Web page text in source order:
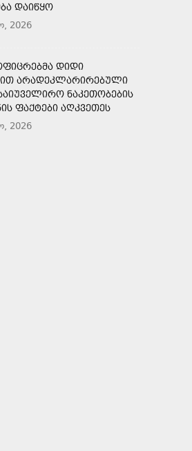
ᲓᲐᲘᲬᲧᲝ
2026
ᲓᲘᲓᲘ
ᲐᲠᲐᲓᲔᲙᲚᲐᲠᲘᲠᲔᲑᲣᲚᲘ
ᲜᲐᲙᲔᲗᲝᲑᲔᲑᲘᲡ
ᲤᲐᲥᲢᲔᲑᲘ ᲐᲦᲙᲕᲔᲗᲔᲡ
2026